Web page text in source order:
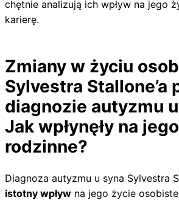
chętnie analizują ich wpływ na jego
karierę.
Zmiany w życiu
Sylvestra Stallone’a
diagnozie autyzmu
Jak wpłynęły na
rodzinne?
Diagnoza autyzmu u syna Sylvestra
istotny wpływ na jego życie